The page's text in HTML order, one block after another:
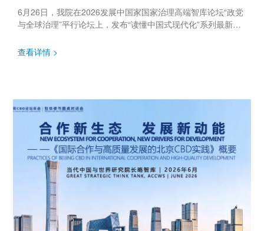
6月26日，我院在2026发展中国家国家治理高端智库论坛“政党
与全球治理”平行论坛上，发布“读懂中国式现代化”系列最新成
副总编...
查看详情 >